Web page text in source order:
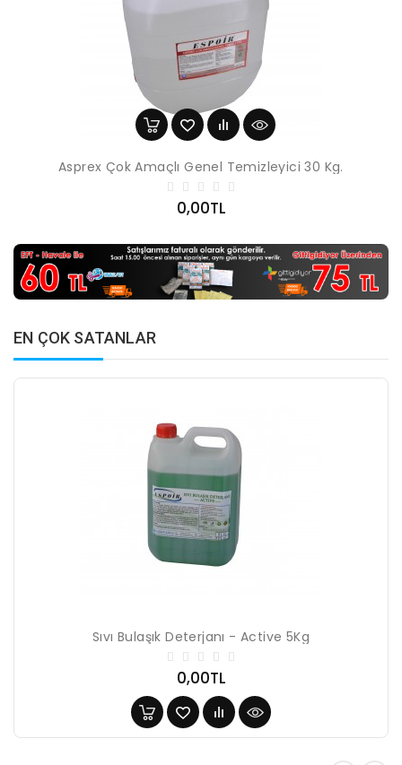
Asprex Çok Amaçlı Genel Temizleyici 30 Kg.
0,00TL
EN ÇOK SATANLAR
Sıvı Bulaşık Deterjanı - Active 5Kg
0,00TL